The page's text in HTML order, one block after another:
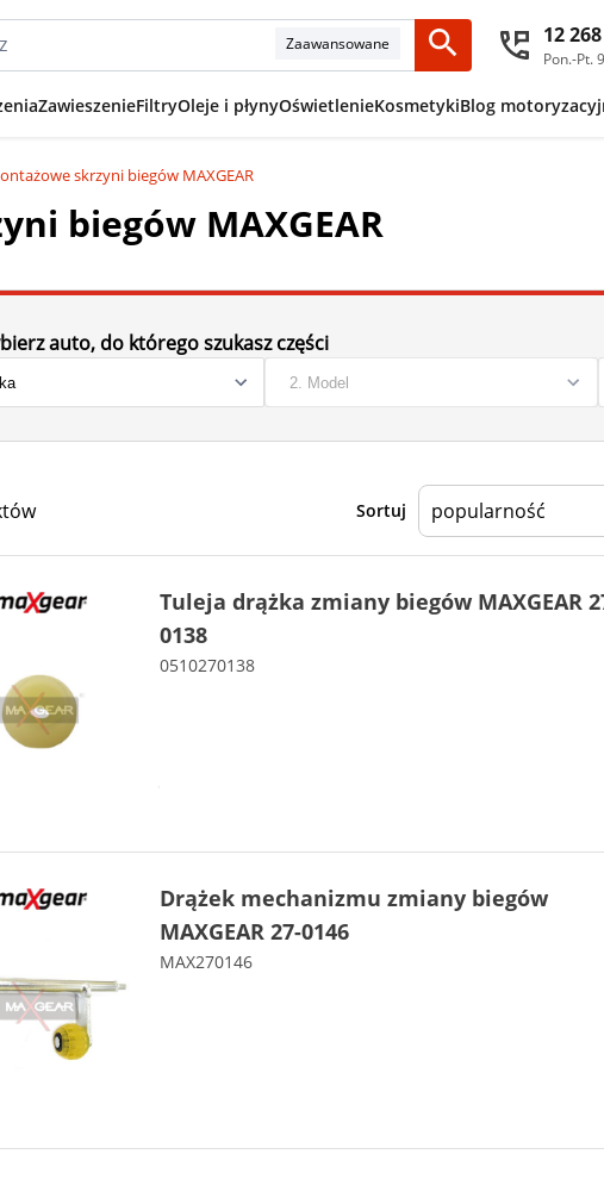
Zaawansowane 12
Pon.-Pt.
ZawieszenieFiltryOleje i płynyOświetlenieKosmetykiBlog
skrzyni biegów MAXGEAR
biegów MAXGEAR
auto, do którego szukasz części
Sortuj
Tuleja drążka zmiany biegów MAXGEAR
0138
0510270138
Drążek mechanizmu zmiany biegów
MAXGEAR 27-0146
MAX270146